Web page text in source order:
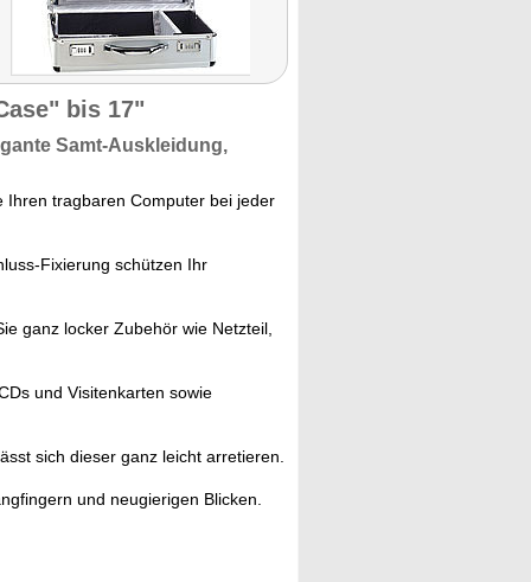
bis 17"
Samt-Auskleidung,
tragbaren Computer bei jeder
Fixierung schützen Ihr
ganz locker Zubehör wie Netzteil,
und Visitenkarten sowie
sich dieser ganz leicht arretieren.
und neugierigen Blicken.